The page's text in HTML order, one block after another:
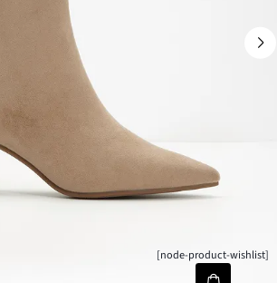
[node-product-wishlist]